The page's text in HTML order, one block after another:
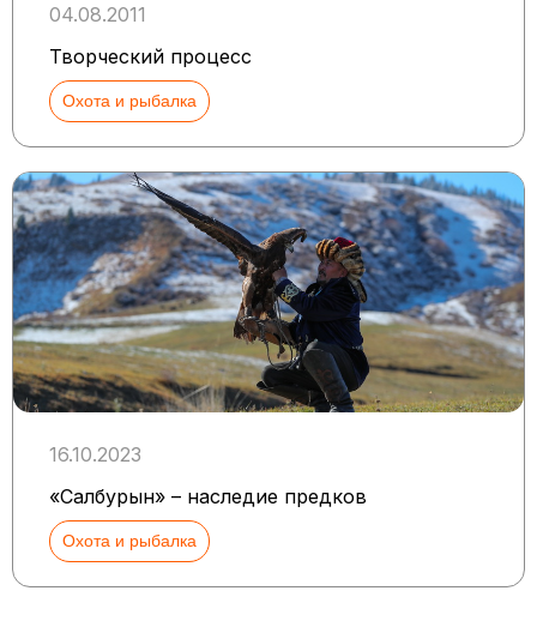
04.08.2011
Творческий процесс
Охота и рыбалка
16.10.2023
«Салбурын» – наследие предков
Охота и рыбалка